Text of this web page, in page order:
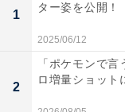
1
ター姿を公開！
2025/06/12
2
「ポケモンで
ロ増量ショット